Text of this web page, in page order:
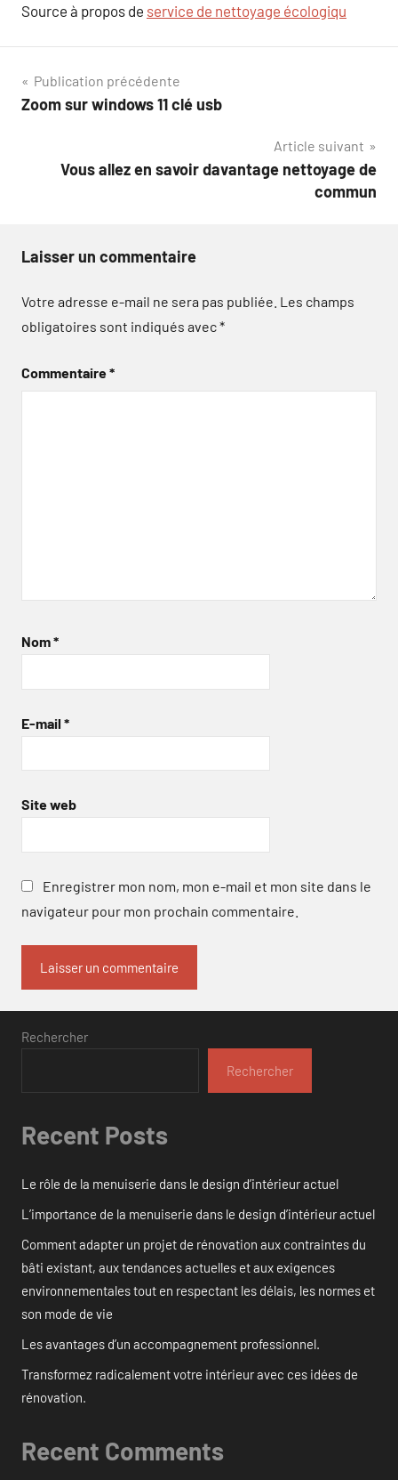
Source à propos de service de nettoyage écologiqu
Navigation
de
Publication précédente
Zoom sur windows 11 clé usb
Article suivant
Vous allez en savoir davantage nettoyage de
commun
Laisser un commentaire
Votre adresse e-mail ne sera pas publiée. Les champs
obligatoires sont indiqués avec*
Commentaire*
Nom*
E-mail *
Site web
Enregistrer mon nom, mon e-mail et mon site dans le
navigateur pour mon prochain commentaire.
Rechercher
Rechercher
Recent Posts
Le rôle de la menuiserie dans le design d’intérieur actuel
L’importance de la menuiserie dans le design d’intérieur actuel
Comment adapter un projet de rénovation aux contraintes du
bâti existant, aux tendances actuelles et aux exigences
environnementales tout en respectant les délais, les normes et
son mode de vie
Les avantages d’un accompagnement professionnel.
Transformez radicalement votre intérieur avec ces idées de
rénovation.
Recent Comments